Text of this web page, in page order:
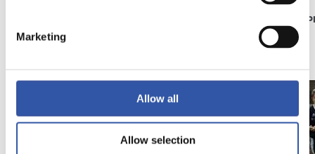
Marketing
Allow all
Allow selection
GALERIE DE